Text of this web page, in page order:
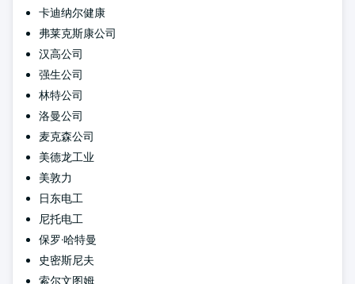
卡迪纳尔健康
弗莱克斯康公司
汉高公司
强生公司
林特公司
洛曼公司
麦克森公司
美德龙工业
美敦力
日东电工
尼托电工
保罗·哈特曼
史密斯尼夫
索尔文图姆